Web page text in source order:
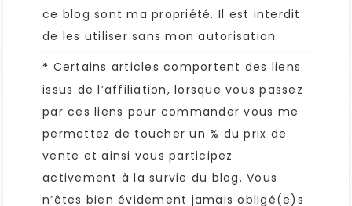
ce blog sont ma propriété. Il est interdit
de les utiliser sans mon autorisation.
* Certains articles comportent des liens
issus de l’affiliation, lorsque vous passez
par ces liens pour commander vous me
permettez de toucher un % du prix de
vente et ainsi vous participez
activement à la survie du blog. Vous
n’êtes bien évidement jamais obligé(e)s